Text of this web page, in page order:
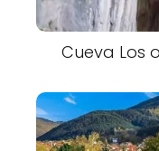
Cueva Los